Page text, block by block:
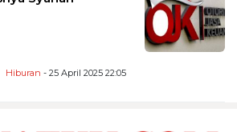
Hiburan - 25 April 2025 22:05